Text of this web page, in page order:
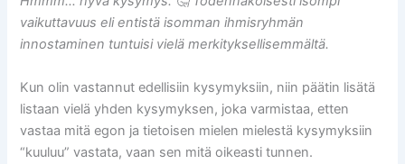
vaikuttavuus eli entistä isomman ihmisryhmän
innostaminen tuntuisi vielä merkityksellisemmältä.
Kun olin vastannut edellisiin kysymyksiin, niin päätin lisätä
listaan vielä yhden kysymyksen, joka varmistaa, etten
vastaa mitä egon ja tietoisen mielen mielestä kysymyksiin
“kuuluu” vastata, vaan sen mitä oikeasti tunnen.